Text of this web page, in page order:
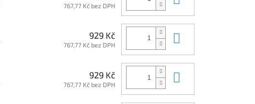
767,77 Kč bez DPH
929 Kč
767,77 Kč bez DPH
929 Kč
767,77 Kč bez DPH